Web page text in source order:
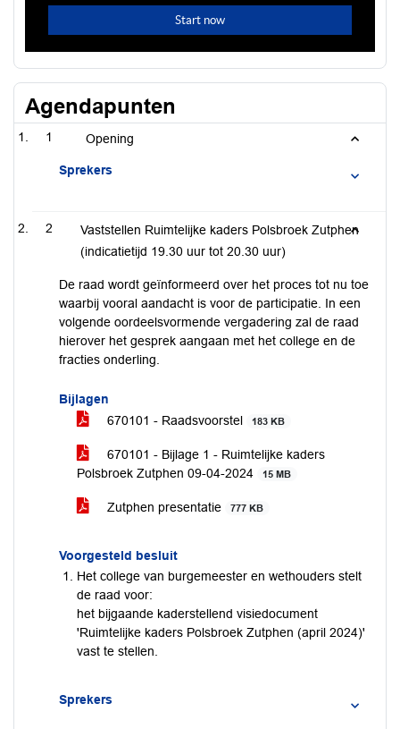
Agendapunten
1 Opening
Sprekers
2
Vaststellen Ruimtelijke kaders Polsbroek Zutphen
(indicatietijd 19.30 uur tot 20.30 uur)
De raad wordt geïnformeerd over het proces tot nu toe
waarbij vooral aandacht is voor de participatie. In een
volgende oordeelsvormende vergadering zal de raad
hierover het gesprek aangaan met het college en de
fracties onderling.
Bijlagen
670101 - Raadsvoorstel
183 KB
670101 - Bijlage 1 - Ruimtelijke kaders
Polsbroek Zutphen 09-04-2024
15 MB
Zutphen presentatie 777 KB
Voorgesteld besluit
Het college van burgemeester en wethouders stelt
de raad voor:
het bijgaande kaderstellend visiedocument
'Ruimtelijke kaders Polsbroek Zutphen (april 2024)'
vast te stellen.
Sprekers